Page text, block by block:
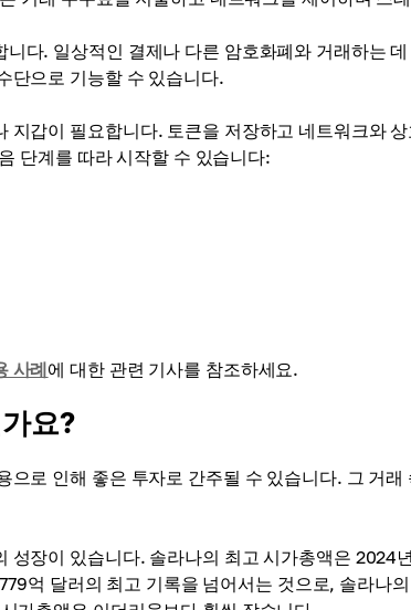
다. 일상적인 결제나 다른 암호화폐와 거래하는
단으로 기능할 수 있습니다.
지갑이 필요합니다. 토큰을 저장하고 네트워크와
단계를 따라 시작할 수 있습니다:
사례에 대한 관련 기사를 참조하세요.
요?
으로 인해 좋은 투자로 간주될 수 있습니다. 그 거
성장이 있습니다. 솔라나의 최고 시가총액은 2024
억 달러의 최고 기록을 넘어서는 것으로, 솔라나